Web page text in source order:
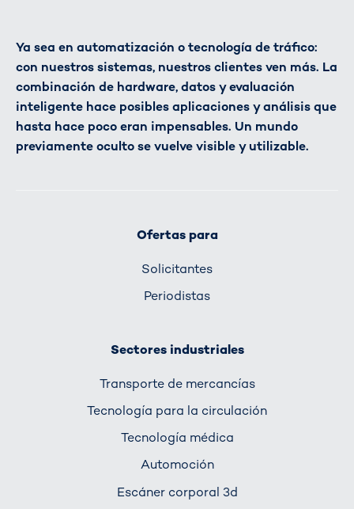
Ya sea en automatización o tecnología de tráfico:
con nuestros sistemas, nuestros clientes ven más. La
combinación de hardware, datos y evaluación
inteligente hace posibles aplicaciones y análisis que
hasta hace poco eran impensables. Un mundo
previamente oculto se vuelve visible y utilizable.
Ofertas para
Solicitantes
Periodistas
Sectores industriales
Transporte de mercancías
Tecnología para la circulación
Tecnología médica
Automoción
Escáner corporal 3d